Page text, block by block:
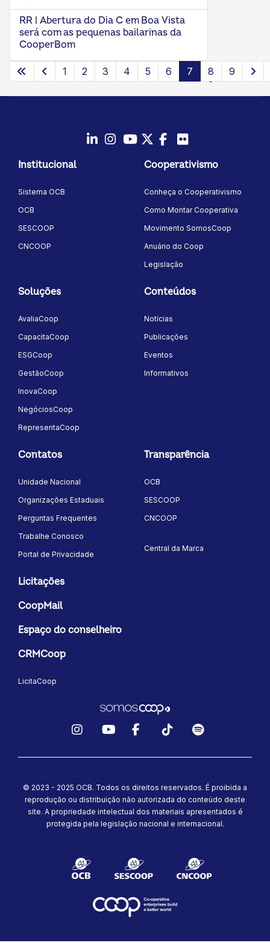
RR | Abertura do Dia C em Boa Vista
será com as pequenas bailarinas da
CooperBom
Página 7 de 9
1 2 3 4 5 6 7 8 9
Instagram
YoutubeTwitter/X
Facebook
Institucional
Sistema OCB
OCB
SESCOOP
CNCOOP
Cooperativismo
Conheça o Cooperativismo
Como Montar Cooperativa
Movimento SomosCoop
Anuário do Coop
Legislação
Soluções
AvaliaCoop
CapacitaCoop
ESGCoop
GestãoCoop
InovaCoop
NegóciosCoop
RepresentaCoop
Conteúdos
Notícias
Publicações
Eventos
Informativos
Contatos
Unidade Nacional
Organizações Estaduais
Perguntas Frequentes
Trabalhe Conosco
Portal de Privacidade
Transparência
OCB
SESCOOP
CNCOOP
Central da Marca
Licitações
CoopMail
Espaço do conselheiro
CRMCoop
LicitaCoop
© 2023 - 2025 OCB. Todos os direitos reservados. É proibida a
reprodução ou distribuição não autorizada do conteúdo deste
site. A propriedade intelectual dos materiais apresentados é
protegida pela legislação nacional e internacional.